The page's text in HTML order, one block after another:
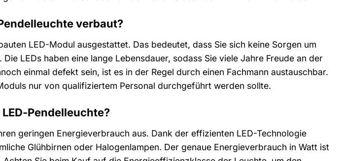
verbaut?
LED-Modul ausgestattet. Das bedeutet, dass Sie sich keine Sorgen um
LEDs haben eine lange Lebensdauer, sodass Sie viele Jahre Freude an der
einmal defekt sein, ist es in der Regel durch einen Fachmann austauschbar.
nur von qualifiziertem Personal durchgeführt werden sollte.
Pendelleuchte?
geringen Energieverbrauch aus. Dank der effizienten LED-Technologie
Glühbirnen oder Halogenlampen. Der genaue Energieverbrauch in Watt ist